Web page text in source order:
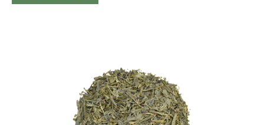
Deze
optie
kan
gekozen